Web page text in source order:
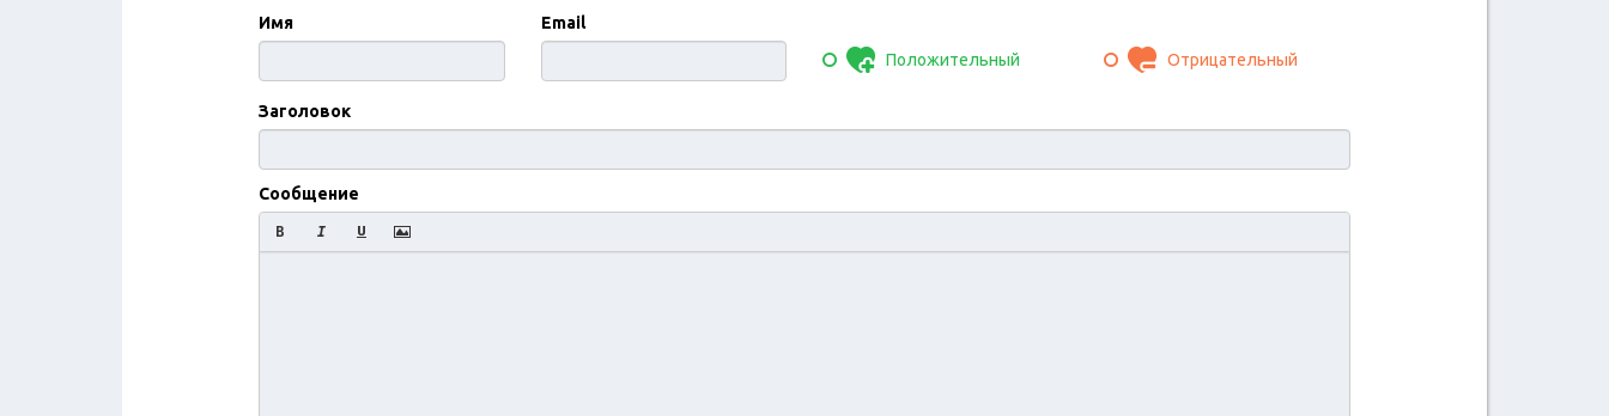
Имя
Email
Положительный
Отрицательный
Заголовок
Сообщение